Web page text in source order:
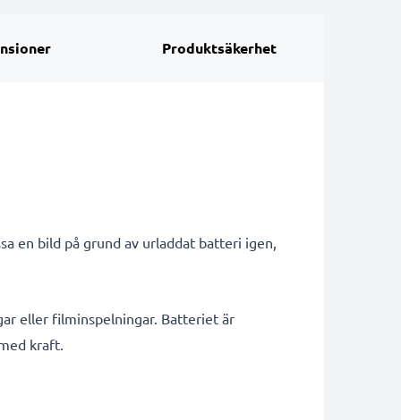
Produktsäkerhet
en bild på grund av urladdat batteri igen,
eller filminspelningar. Batteriet är
kraft.